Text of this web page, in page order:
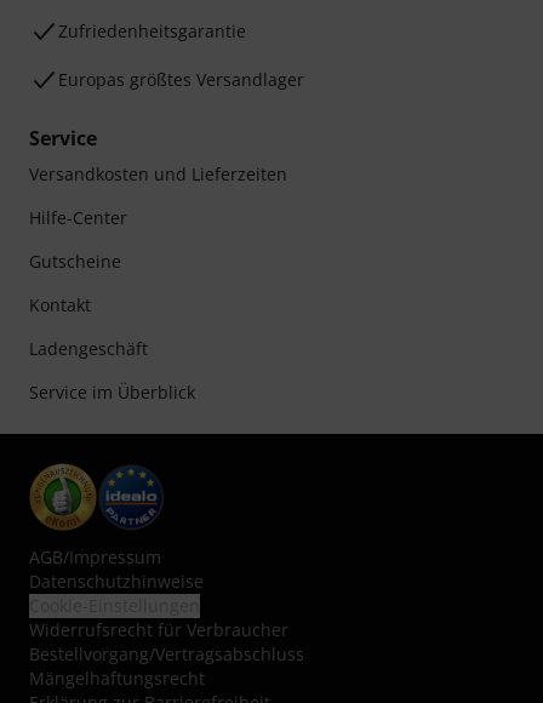
Zufriedenheitsgarantie
Europas größtes Versandlager
Service
Versandkosten und Lieferzeiten
Hilfe-Center
Gutscheine
Kontakt
Ladengeschäft
Service im Überblick
AGB/Impressum
Datenschutzhinweise
Widerrufsrecht für Verbraucher
Bestellvorgang/Vertragsabschluss
Mängelhaftungsrecht